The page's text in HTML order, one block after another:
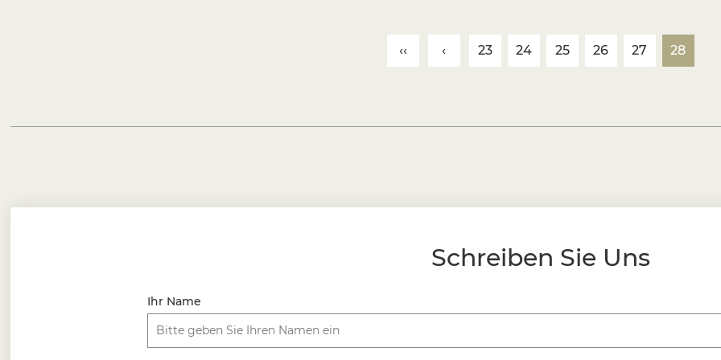
Hochverkehrsbereiche sind anfällig für
Boden. Flächenteppiche dienen als
Vielseitigkeit und Flexibilität
diejenigen, die ihr Heimdekor häufig
Berücksichtigen Sie bei der Auswahl
Vorderbeine der Möbel darauf ruhen
‹‹ ‹ 23 24 25 26 27 28
Schreiben Sie Uns
Ihr Name